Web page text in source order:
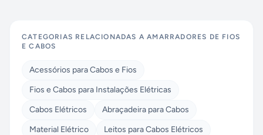
CATEGORIAS RELACIONADAS AAMARRADORES DE FIOS
E CABOS
Acessórios para Cabos e Fios
Fios e Cabos para Instalações Elétricas
Cabos Elétricos
Abraçadeira para Cabos
Material Elétrico
Leitos para Cabos Elétricos